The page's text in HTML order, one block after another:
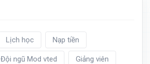
Lịch học Nạp tiền
Đội ngũ Mod vted Giảng viên